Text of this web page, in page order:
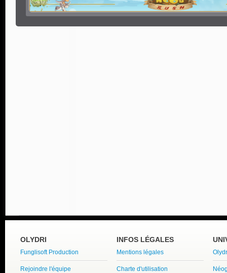
OLYDRI
Funglisoft Production
Rejoindre l'équipe
INFOS LÉGALES
Mentions légales
Charte d'utilisation